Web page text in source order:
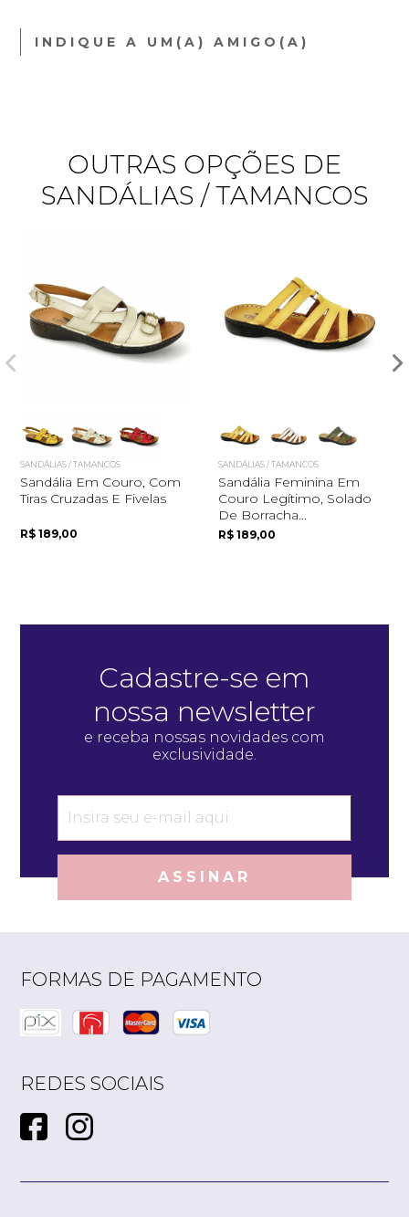
Quero me cadastrar
INDIQUE A UM(A) AMIGO(A)
OUTRAS OPÇÕES DE
SANDÁLIAS / TAMANCOS
SANDÁLIAS / TAMANCOS
Sandália Em Couro, Com
Tiras Cruzadas E Fivelas
R$ 189,00
SANDÁLIAS / TAMANCOS
Sandália Feminina Em
Couro Legítimo, Solado
De Borracha...
R$ 189,00
Cadastre-se em
nossa newsletter
e receba nossas novidades com
exclusividade.
ASSINAR
FORMAS DE PAGAMENTO
REDES SOCIAIS